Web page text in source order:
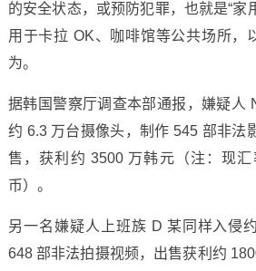
的安全状态，或预防犯罪，也就是“家
用于卡拉 OK、咖啡馆等公共场所，
为。
据韩国警察厅调查本部通报，嫌疑人
约 6.3 万台摄像头，制作 545 部非法
售，获利约 3500 万韩元（注：现
币）。
另一名嫌疑人上班族 D 某同样入侵
648 部非法拍摄视频，出售获利约